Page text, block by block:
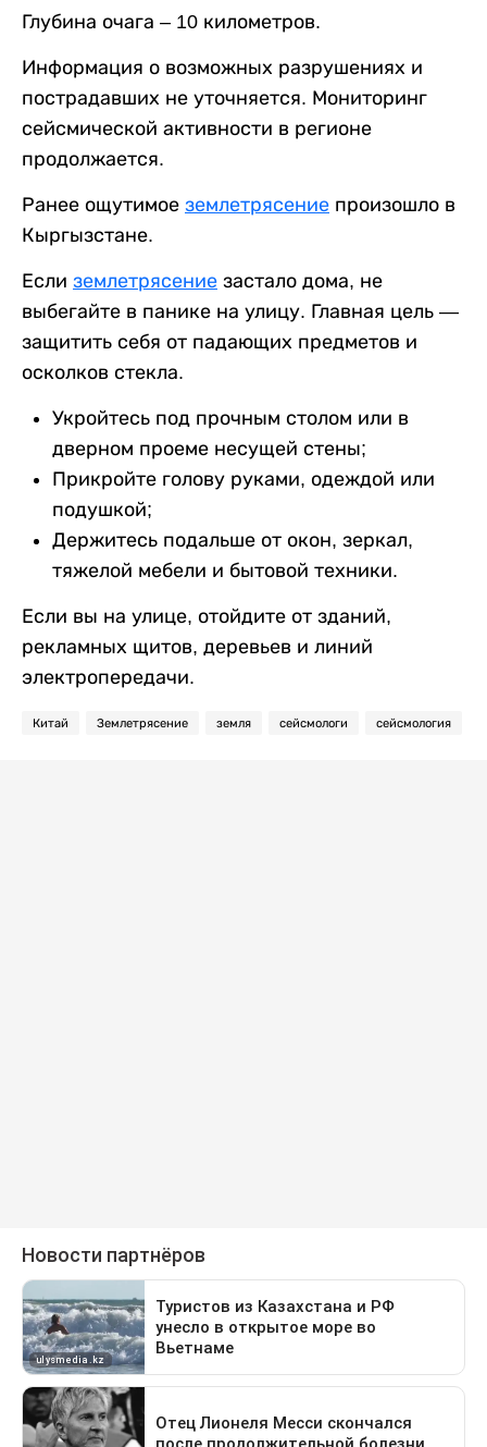
Глубина очага – 10 километров.
Информация о возможных разрушениях и
пострадавших не уточняется. Мониторинг
сейсмической активности в регионе
продолжается.
Ранее ощутимое землетрясение произошло в
Кыргызстане.
Если землетрясение застало дома, не
выбегайте в панике на улицу. Главная цель —
защитить себя от падающих предметов и
осколков стекла.
Укройтесь под прочным столом или в
дверном проеме несущей стены;
Прикройте голову руками, одеждой или
подушкой;
Держитесь подальше от окон, зеркал,
тяжелой мебели и бытовой техники.
Если вы на улице, отойдите от зданий,
рекламных щитов, деревьев и линий
электропередачи.
Китай Землетрясение земля сейсмологи сейсмология